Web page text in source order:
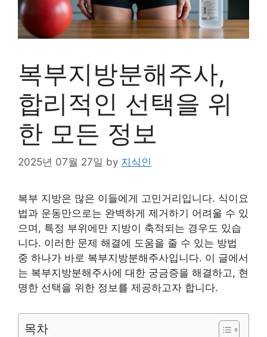
복부지방분해주사,
합리적인 선택을 위
한 모든 정보
2025년 07월 27일 by 지식인
복부 지방은 많은 이들에게 고민거리입니다. 식이요
법과 운동만으로는 완벽하게 제거하기 어려울 수 있
으며, 특정 부위에만 지방이 축적되는 경우도 있습
니다. 이러한 문제 해결에 도움을 줄 수 있는 방법
중 하나가 바로 복부지방분해주사입니다. 이 글에서
는 복부지방분해주사에 대한 궁금증을 해결하고, 현
명한 선택을 위한 정보를 제공하고자 합니다.
목차